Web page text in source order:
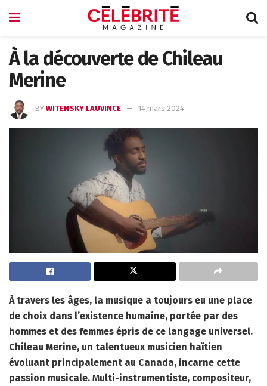
À la découverte de Chileau
Merine
BY WITENSKY LAUVINCE 14 mars 2024
À travers les âges, la musique a toujours eu une place
de choix dans l’existence humaine, portée par des
hommes et des femmes épris de ce langage universel.
Chileau Merine, un talentueux musicien haïtien
évoluant principalement au Canada, incarne cette
passion musicale. Multi-instrumentiste, compositeur,